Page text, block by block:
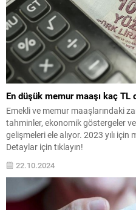
En düşük memur maaşı kaç TL
Emekli ve memur maaşlarındaki
tahminler, ekonomik göstergeler
gelişmeleri ele alıyor. 2023 yılı için
Detaylar için tıklayın!
22.10.2024